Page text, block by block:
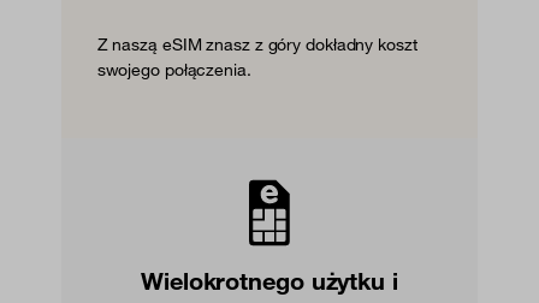
Z naszą eSIM znasz z góry dokładny koszt
swojego połączenia.
Wielokrotnego użytku i